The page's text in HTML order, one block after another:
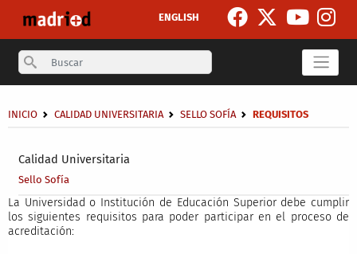
ENGLISH
Search
Calidad Universitaria
Sello Sofía
Breadcrumb
INICIO CALIDAD UNIVERSITARIA SELLO SOFÍA REQUISITOS
La Universidad o Institución de Educación Superior debe cumplir
los siguientes requisitos para poder participar en el proceso de
acreditación: